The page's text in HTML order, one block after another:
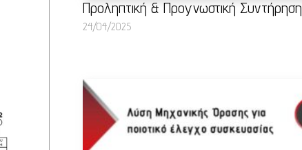
Προληπτική & Προγνωστική Συντήρηση
24/04/2025